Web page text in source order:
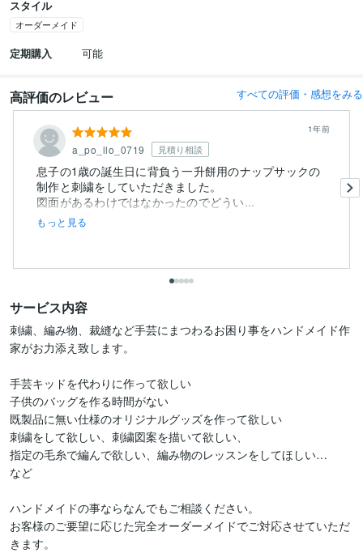
スタイル
オーダーメイド
定期購入 可能
高評価のレビュー すべての評価・感想をみる
a_po_llo_0719 見積り相談
1年前
息子の1歳の誕生日に背負う一升餅用のナップサックの
制作と刺繍をしていただきました。
図面があるわけではなかったのでどうい...
もっと見る
サービス内容
刺繍、編み物、裁縫など手芸にまつわるお困り事をハンドメイド作
家がお力添え致します。
手芸キッドを代わりに作って欲しい
子供のバッグを作る時間がない
既製品に無い仕様のオリジナルグッズを作って欲しい
刺繍をして欲しい、刺繍図案を描いて欲しい、
指定の毛糸で編んで欲しい、編み物のレッスンをしてほしい…
など
ハンドメイドの事ならなんでもご相談ください。
お客様のご要望に応じた完全オーダーメイドでご対応させていただ
きます。